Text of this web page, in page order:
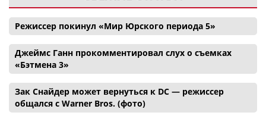
Режиссер покинул «Мир Юрского периода 5»
Джеймс Ганн прокомментировал слух о съемках
«Бэтмена 3»
Зак Снайдер может вернуться к DC — режиссер
общался с Warner Bros. (фото)